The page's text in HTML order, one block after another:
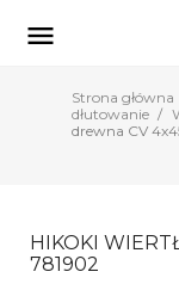

Strona główna
dłutowanie
drewna CV
HIKOKI
781902